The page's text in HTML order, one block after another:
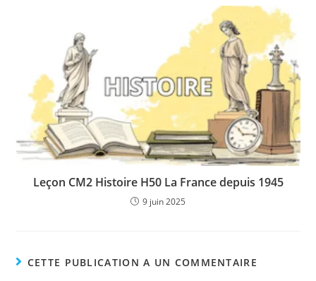
Leçon CM2 Histoire H50 La France depuis 1945
9 juin 2025
CETTE PUBLICATION A UN COMMENTAIRE